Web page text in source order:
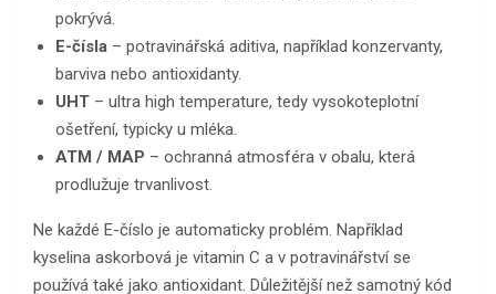
pokrývá.
E-čísla – potravinářská aditiva, například konzervanty,
barviva nebo antioxidanty.
UHT – ultra high temperature, tedy vysokoteplotní
ošetření, typicky u mléka.
ATM / MAP – ochranná atmosféra v obalu, která
prodlužuje trvanlivost.
Ne každé E-číslo je automaticky problém. Například
kyselina askorbová je vitamin C a v potravinářství se
používá také jako antioxidant. Důležitější než samotný kód